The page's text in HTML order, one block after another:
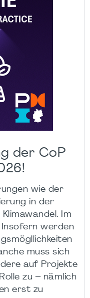
der CoP
wie der
in der
Im
werden
muss sich
auf Projekte
zu – nämlich
erst zu